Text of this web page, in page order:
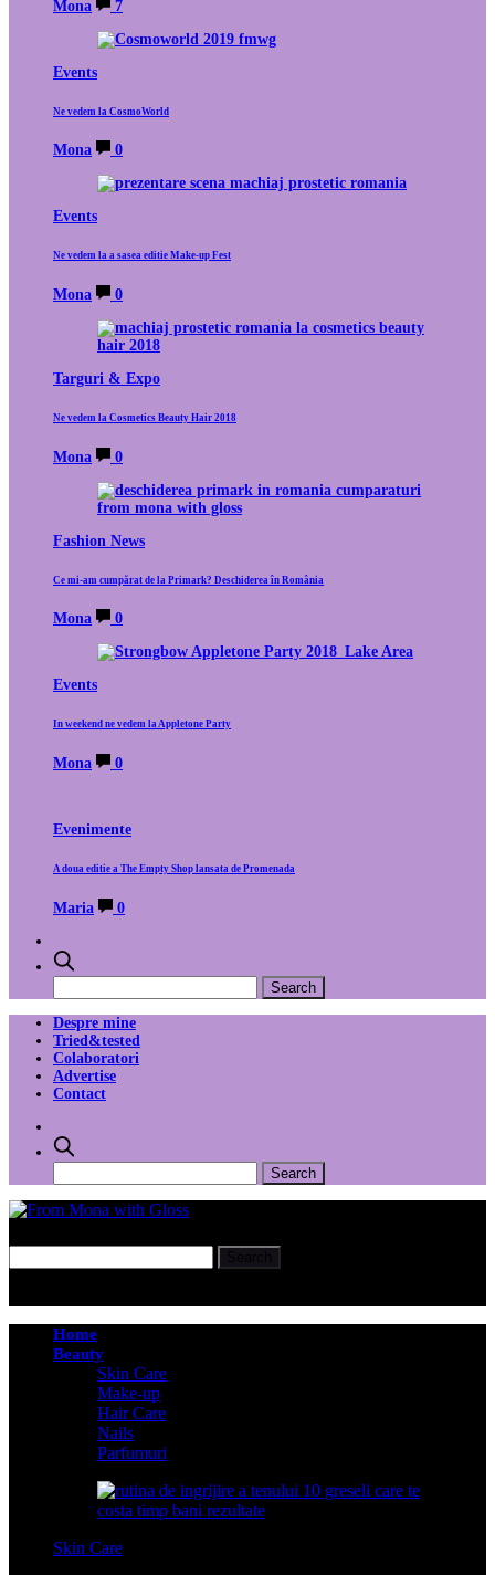
Mona 7
Events
Ne vedem la CosmoWorld
Mona 0
Events
Ne vedem la a sasea editie Make-up Fest
Mona 0
Targuri & Expo
Ne vedem la Cosmetics Beauty Hair 2018
Mona 0
Fashion News
Ce mi-am cumpărat de la Primark? Deschiderea în România
Mona 0
Events
In weekend ne vedem la Appletone Party
Mona 0
Evenimente
A doua editie a The Empty Shop lansata de Promenada
Maria 0
Despre mine
Tried&tested
Colaboratori
Advertise
Contact
Home
Beauty
Skin Care
Make-up
Hair Care
Nails
Parfumuri
Skin Care